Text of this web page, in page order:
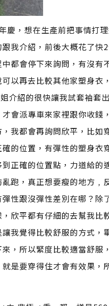
慶，想在生產前把事情打
我介紹，前後大概花了快
都會停下來詢問，有沒有
以再去比較其他家塑身衣
介紹的很快讓我試套袖套
會派專車來家裡跟你收錢
我都會再詢問欣平，比如
的位置，有彈性的塑身衣
正確的位置點，力道給的
跑，真正想要瘦的地方﹐
性跟沒彈性差別在哪？除
欣平都有仔細的去幫我比
我覺得比較舒服的方式，
，所以緊度比較適當舒服
是要穿得住才會有效果，